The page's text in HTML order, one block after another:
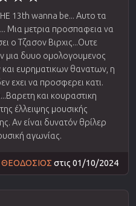
13th wanna be... Αυτο τα
Μια μετρια προσπαφεια να
ο Τζασον Βιρχις...Ουτε
μια δυυο ομολογουμενος
ευρηματικων θανατων, η
εχει να προσφερει κατι.
και κουραστικη
της έλλειψης μουσικής
Αν είναι δυνατόν θρίλερ
αγωνίας.
στις 01/10/2024